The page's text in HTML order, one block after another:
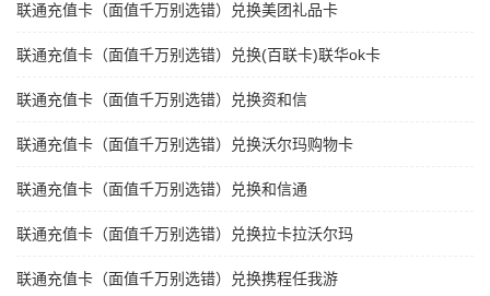
联通充值卡（面值千万别选错）兑换美团礼品卡
联通充值卡（面值千万别选错）兑换(百联卡)联华ok卡
联通充值卡（面值千万别选错）兑换资和信
联通充值卡（面值千万别选错）兑换沃尔玛购物卡
联通充值卡（面值千万别选错）兑换和信通
联通充值卡（面值千万别选错）兑换拉卡拉沃尔玛
联通充值卡（面值千万别选错）兑换携程任我游